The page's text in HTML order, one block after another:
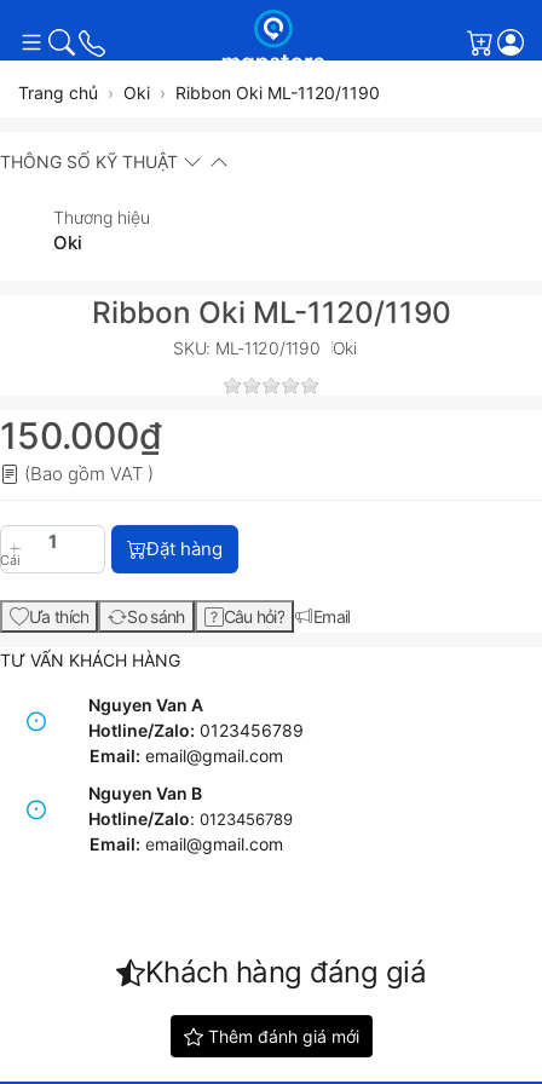
Giỏ
Trang chủ Oki Ribbon Oki ML-1120/1190
THÔNG SỐ KỸ THUẬT
Thương hiệu
Oki
Ribbon Oki ML-1120/1190
SKU: ML-1120/1190 Oki
150.000₫
(Bao gồm VAT )
Cái
Ribbon Oki ML-1120/1190 với giá 150.000₫, số
Đặt hàng
Ưa thích So sánh Câu hỏi? Email
TƯ VẤN KHÁCH HÀNG
Nguyen Van A
Hotline/Zalo: 0123456789
Email: email@gmail.com
Nguyen Van B
Hotline/Zalo: 0123456789
Email: email@gmail.com
Khách hàng đáng giá
Thêm đánh giá mới